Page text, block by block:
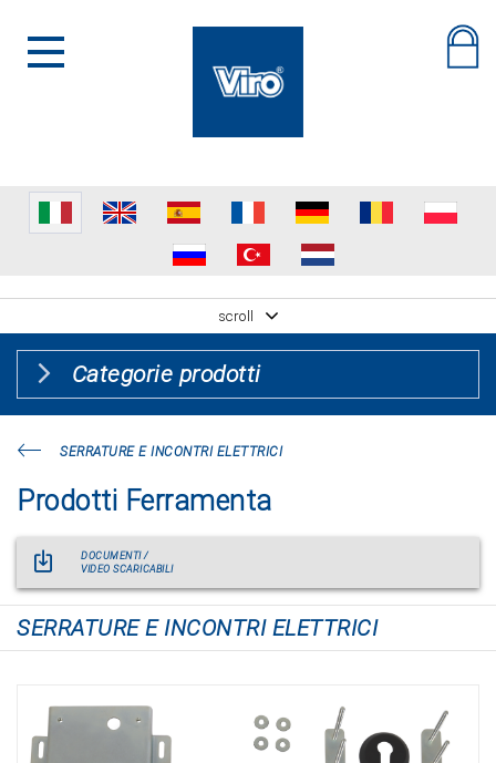
scroll
Categorie prodotti
SERRATURE E INCONTRI ELETTRICI
Prodotti Ferramenta
DOCUMENTI /
VIDEO SCARICABILI
SERRATURE E INCONTRI ELETTRICI